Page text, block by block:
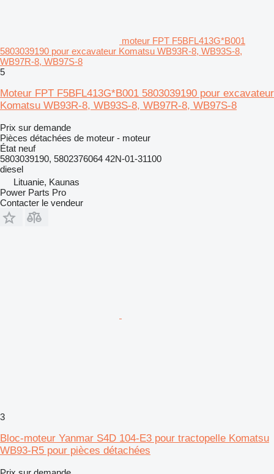
moteur FPT F5BFL413G*B001
5803039190 pour excavateur Komatsu WB93R-8, WB93S-8,
WB97R-8, WB97S-8
5
Moteur FPT F5BFL413G*B001 5803039190 pour excavateur
Komatsu WB93R-8, WB93S-8, WB97R-8, WB97S-8
Prix sur demande
Pièces détachées de moteur - moteur
État neuf
5803039190, 5802376064 42N-01-31100
diesel
Lituanie, Kaunas
Power Parts Pro
Contacter le vendeur
3
Bloc-moteur Yanmar S4D 104-E3 pour tractopelle Komatsu
WB93-R5 pour pièces détachées